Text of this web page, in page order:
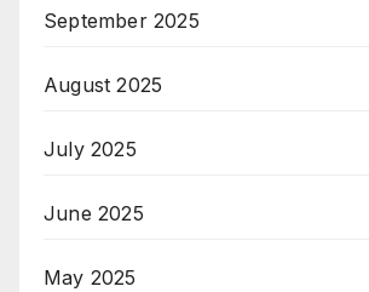
September 2025
August 2025
July 2025
June 2025
May 2025